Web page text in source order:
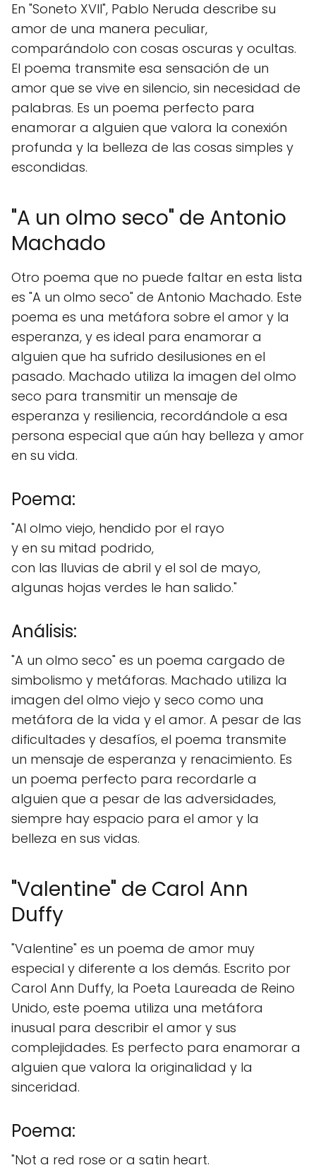
En "Soneto XVII", Pablo Neruda describe su
amor de una manera peculiar,
comparándolo con cosas oscuras y ocultas.
El poema transmite esa sensación de un
amor que se vive en silencio, sin necesidad de
palabras. Es un poema perfecto para
enamorar a alguien que valora la conexión
profunda y la belleza de las cosas simples y
escondidas.
"A un olmo seco" de Antonio
Machado
Otro poema que no puede faltar en esta lista
es "A un olmo seco" de Antonio Machado. Este
poema es una metáfora sobre el amor y la
esperanza, y es ideal para enamorar a
alguien que ha sufrido desilusiones en el
pasado. Machado utiliza la imagen del olmo
seco para transmitir un mensaje de
esperanza y resiliencia, recordándole a esa
persona especial que aún hay belleza y amor
en su vida.
Poema:
"Al olmo viejo, hendido por el rayo
y en su mitad podrido,
con las lluvias de abril y el sol de mayo,
algunas hojas verdes le han salido."
Análisis:
"A un olmo seco" es un poema cargado de
simbolismo y metáforas. Machado utiliza la
imagen del olmo viejo y seco como una
metáfora de la vida y el amor. A pesar de las
dificultades y desafíos, el poema transmite
un mensaje de esperanza y renacimiento. Es
un poema perfecto para recordarle a
alguien que a pesar de las adversidades,
siempre hay espacio para el amor y la
belleza en sus vidas.
"Valentine" de Carol Ann
Duffy
"Valentine" es un poema de amor muy
especial y diferente a los demás. Escrito por
Carol Ann Duffy, la Poeta Laureada de Reino
Unido, este poema utiliza una metáfora
inusual para describir el amor y sus
complejidades. Es perfecto para enamorar a
alguien que valora la originalidad y la
sinceridad.
Poema:
"Not a red rose or a satin heart.